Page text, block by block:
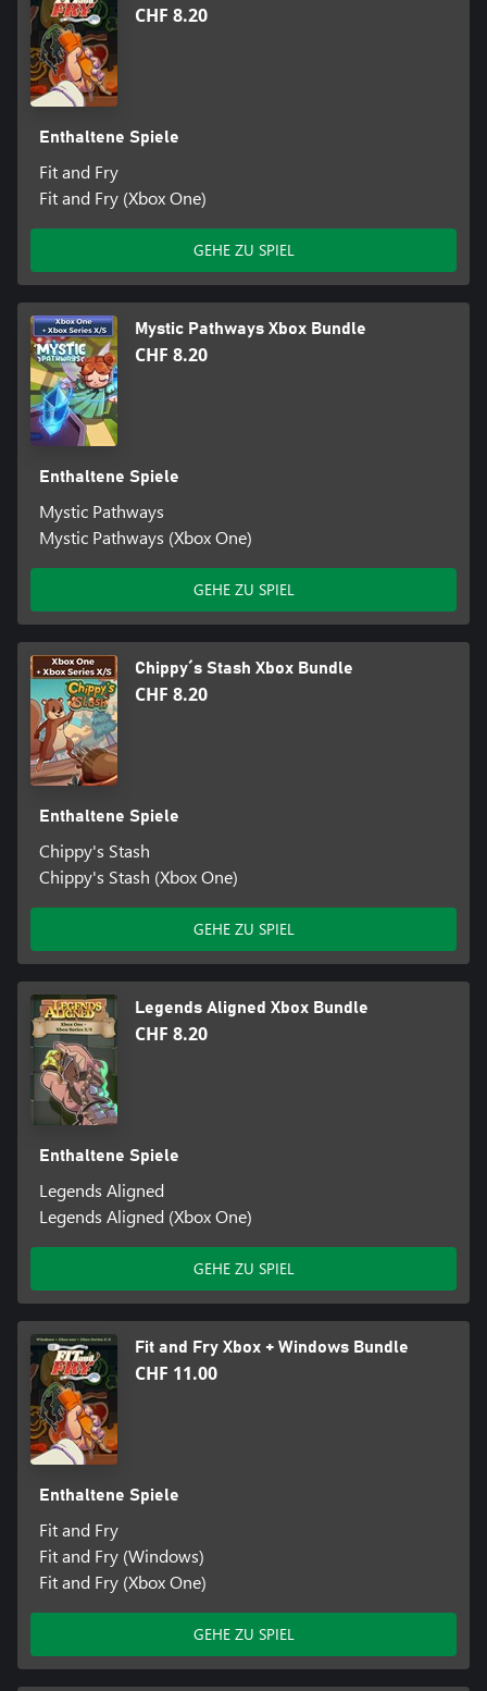
CHF 8.20
Enthaltene Spiele
Fit and Fry
Fit and Fry (Xbox One)
GEHE ZU SPIEL
Mystic Pathways Xbox Bundle
CHF 8.20
Enthaltene Spiele
Mystic Pathways
Mystic Pathways (Xbox One)
GEHE ZU SPIEL
Chippy´s Stash Xbox Bundle
CHF 8.20
Enthaltene Spiele
Chippy's Stash
Chippy's Stash (Xbox One)
GEHE ZU SPIEL
Legends Aligned Xbox Bundle
CHF 8.20
Enthaltene Spiele
Legends Aligned
Legends Aligned (Xbox One)
GEHE ZU SPIEL
Fit and Fry Xbox + Windows Bundle
CHF 11.00
Enthaltene Spiele
Fit and Fry
Fit and Fry (Windows)
Fit and Fry (Xbox One)
GEHE ZU SPIEL